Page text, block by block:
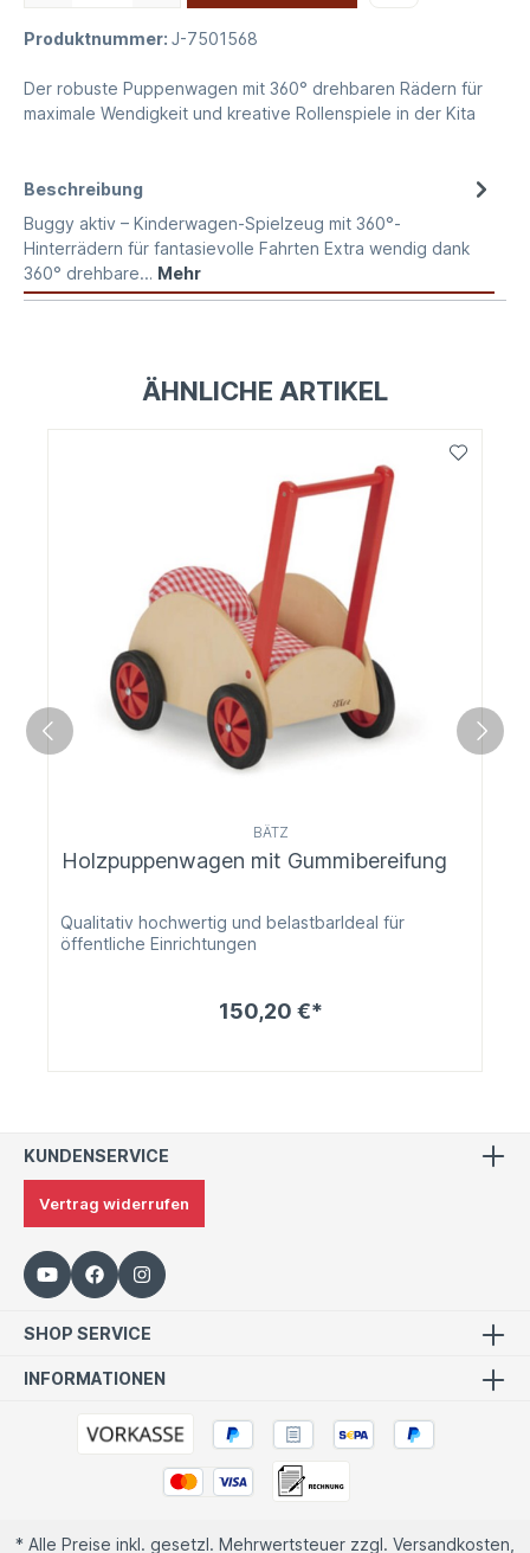
Produktnummer: J-7501568
Der robuste Puppenwagen mit 360° drehbaren Rädern für
maximale Wendigkeit und kreative Rollenspiele in der Kita
Beschreibung
Buggy aktiv – Kinderwagen-Spielzeug mit 360°-
Hinterrädern für fantasievolle Fahrten Extra wendig dank
360° drehbare… Mehr
ÄHNLICHE ARTIKEL
BÄTZ
Holzpuppenwagen mit Gummibereifung
Qualitativ hochwertig und belastbarIdeal für
öffentliche Einrichtungen
150,20 €*
KUNDENSERVICE
Vertrag widerrufen
SHOP SERVICE
INFORMATIONEN
* Alle Preise inkl. gesetzl. Mehrwertsteuer zzgl. Versandkosten